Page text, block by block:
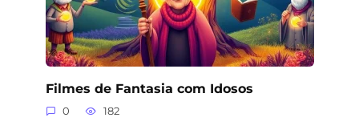
Filmes de Fantasia com Idosos
0 182